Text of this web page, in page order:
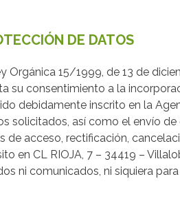
DE DATOS
15/1999, de 13 de
su consentimiento a la
debidamente inscrito en la
solicitados, así como el envío
acceso, rectificación,
en CL RIOJA, 7 – 34419 –
ni comunicados, ni siquiera